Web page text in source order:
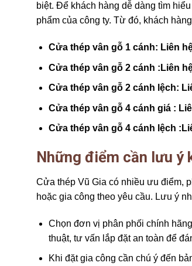
biệt. Để khách hàng dễ dàng tìm
phẩm của công ty. Từ đó, khách
Cửa thép vân gỗ 1 cánh: Liên
Cửa thép vân gỗ 2 cánh :Liên
Cửa thép vân gỗ 2 cánh lệch:
Cửa thép vân gỗ 4 cánh giá :
Cửa thép vân gỗ 4 cánh lệch
Những điểm cần lưu ý
Cửa thép Vũ Gia có nhiều ưu điểm,
hoặc gia công theo yêu cầu. Lưu ý
Chọn đơn vị phân phối chính
thuật, tư vấn lắp đặt an toàn để
Khi đặt gia công cần chú ý đến